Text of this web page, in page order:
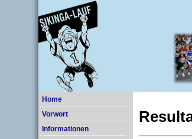
Home
Vorwort
Informationen